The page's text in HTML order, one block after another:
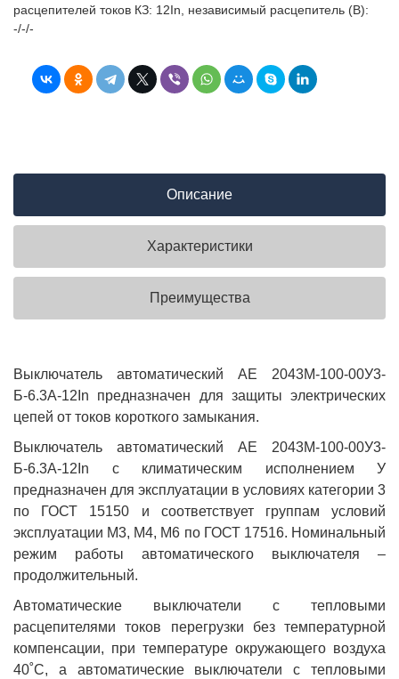
расцепителей токов КЗ: 12In, независимый расцепитель (В):
-/-/-
Описание
Характеристики
Преимущества
Выключатель автоматический АЕ 2043М-100-00У3-
Б-6.3А-12In предназначен для защиты электрических
цепей от токов короткого замыкания.
Выключатель автоматический АЕ 2043М-100-00У3-
Б-6.3А-12In с климатическим исполнением У
предназначен для эксплуатации в условиях категории 3
по ГОСТ 15150 и соответствует группам условий
эксплуатации М3, М4, М6 по ГОСТ 17516. Номинальный
режим работы автоматического выключателя –
продолжительный.
Автоматические выключатели с тепловыми
расцепителями токов перегрузки без температурной
компенсации, при температуре окружающего воздуха
40˚С, а автоматические выключатели с тепловыми